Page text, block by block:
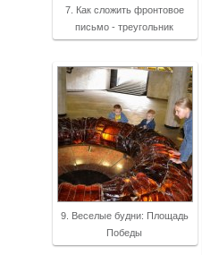
7. Как сложить фронтовое
письмо - треугольник
9. Веселые будни: Площадь
Победы